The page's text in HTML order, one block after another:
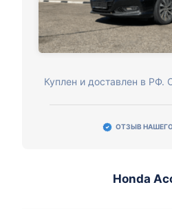
Куплен и доставлен в РФ.
ОТЗЫВ
Honda